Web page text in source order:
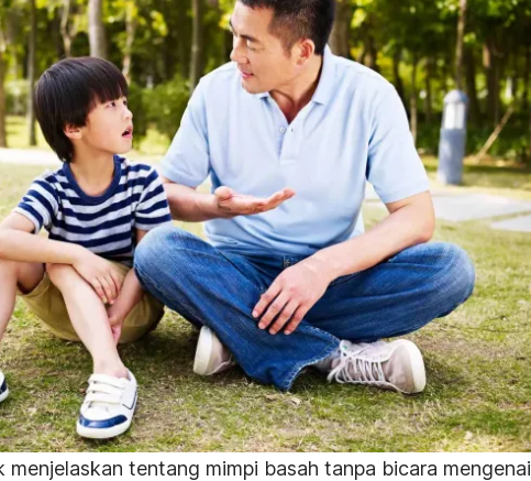
menjelaskan tentang mimpi basah tanpa bicara mengenai